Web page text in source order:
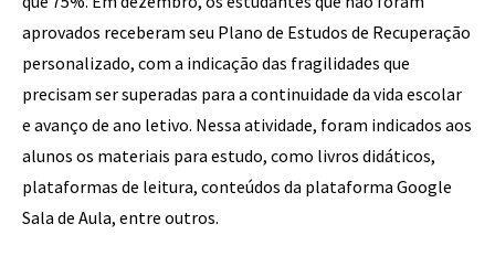
aprovados receberam seu Plano de Estudos de Recuperação
personalizado, com a indicação das fragilidades que
precisam ser superadas para a continuidade da vida escolar
e avanço de ano letivo. Nessa atividade, foram indicados aos
alunos os materiais para estudo, como livros didáticos,
plataformas de leitura, conteúdos da plataforma Google
Sala de Aula, entre outros.